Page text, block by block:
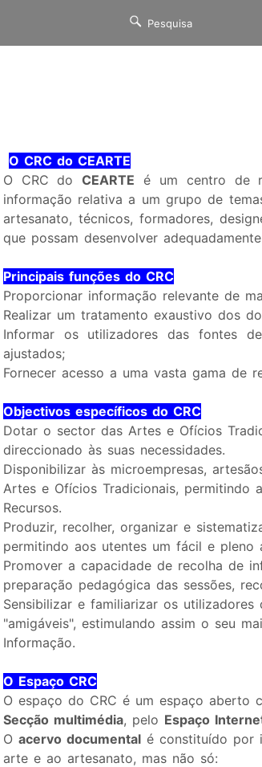
O CRC do CEARTE
O CRC doCEARTE é um centro de
informação relativa a um grupo de
artesanato, técnicos, formadores,
que possam desenvolver
Principais funções do CRC
Proporcionar informação relevante de
Realizar um tratamento exaustivo dos
Informar os utilizadores das fontes
ajustados;
Fornecer acesso a uma vasta gama de
Objectivos específicos do CRC
Dotar o sector das Artes e Ofícios
direccionado às suas necessidades.
Disponibilizar às microempresas,
Artes e Ofícios Tradicionais,
Recursos.
Produzir, recolher, organizar e
permitindo aos utentes um fácil e pleno
Promover a capacidade de recolha de
preparação pedagógica das sessões,
Sensibilizar e familiarizar os
"amigáveis", estimulando assim o seu
Informação.
O Espaço CRC
O espaço do CRC é um espaço aberto
Secção multimédia, pelo Espaço
O acervo documentalé constituído por
arte e ao artesanato, mas não só: